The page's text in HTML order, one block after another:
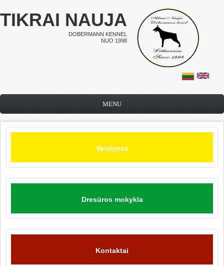
Pereiti į pagrindinį turinį
TIKRAI NAUJA
DOBERMANN KENNEL
NUO 1998
MENU
Veislynas
Dresūros mokykla
Kontaktai